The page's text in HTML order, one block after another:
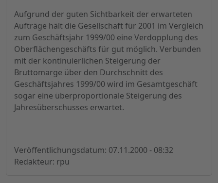
Aufgrund der guten Sichtbarkeit der erwarteten
Aufträge hält die Gesellschaft für 2001 im Vergleich
zum Geschäftsjahr 1999/00 eine Verdopplung des
Oberflächengeschäfts für gut möglich. Verbunden
mit der kontinuierlichen Steigerung der
Bruttomarge über den Durchschnitt des
Geschäftsjahres 1999/00 wird im Gesamtgeschäft
sogar eine überproportionale Steigerung des
Jahresüberschusses erwartet.
Veröffentlichungsdatum: 07.11.2000 - 08:32
Redakteur: rpu